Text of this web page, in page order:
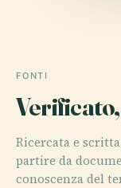
FONTI
Verificato,
Ricercata e
partire da
conoscenza del